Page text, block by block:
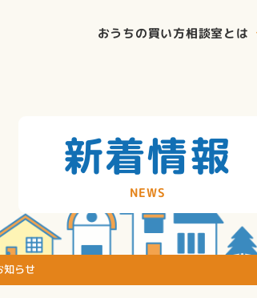
おうちの買い方相談室とは
新着情報
NEWS
知らせ